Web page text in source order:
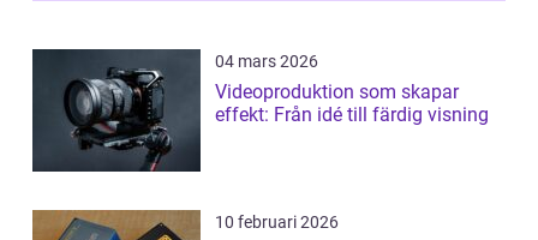
04 mars 2026
Videoproduktion som skapar
effekt: Från idé till färdig visning
10 februari 2026